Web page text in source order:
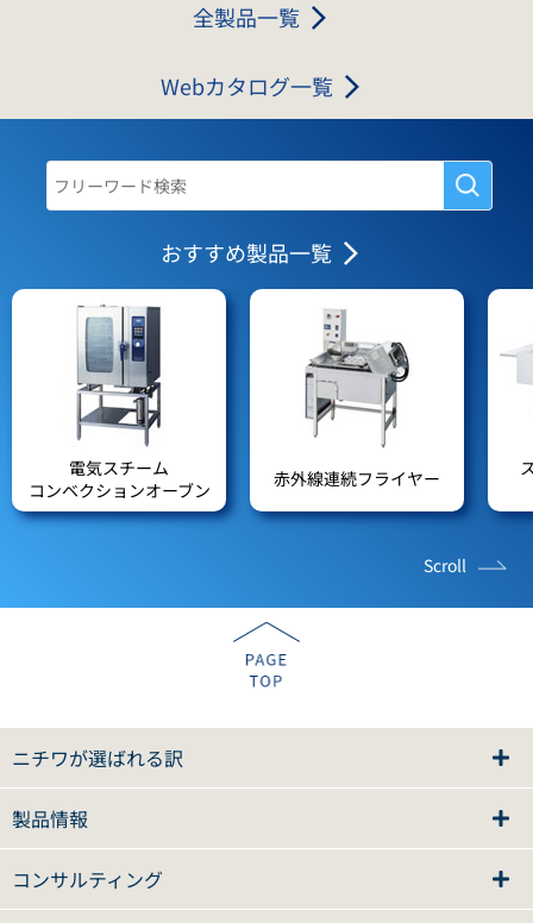
全製品一覧
Webカタログ一覧
おすすめ製品一覧
電気スチーム
コンベクションオーブン
赤外線連続フライヤー
Scroll
ニチワが選ばれる訳
製品情報
コンサルティング